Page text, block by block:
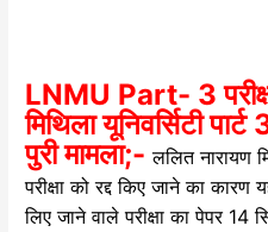
LNMU Part- 3
मिथिला यूनिवर्सिटी
पुरी मामला;-ललित नारायण
परीक्षा को रद्द किए जाने का
लिए जाने वाले परीक्षा का पेपर